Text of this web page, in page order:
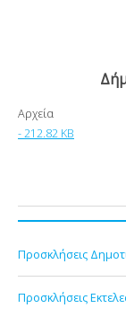
Αρχεία
- 212.82 KB
Προσκλήσεις
Προσκλήσεις